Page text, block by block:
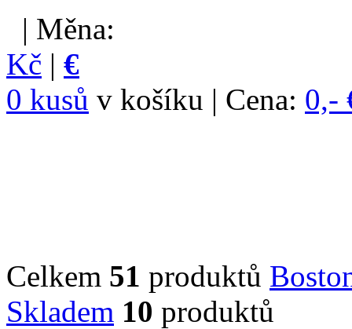
| Měna:
Kč | €
0 kusů v košíku | Cena: 0,-
Celkem 51 produktů
Skladem 10 produktů